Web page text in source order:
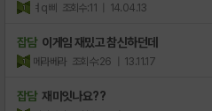
ㅕq삐 조회수:11 | 14.04.13
잡담 이게임 재밌고 참신하던데
메라베라 조회수:26 | 13.11.17
잡담 재미잇나요??